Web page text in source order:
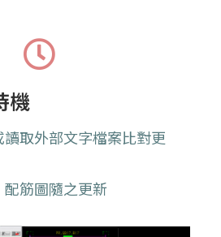
機
取外部文字檔案比對更
筋圖隨之更新